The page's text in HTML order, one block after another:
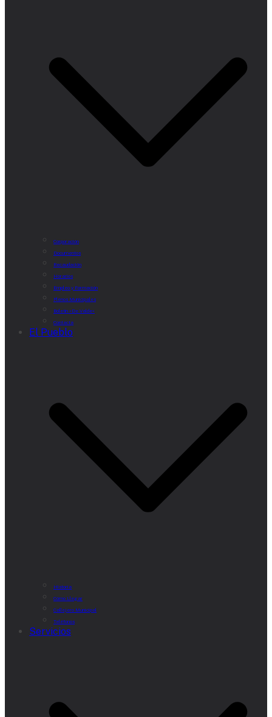
Corporación
Documentos
Recaudación
Horarios
Empleo y Formación
Plenos Municipales
Boletín «De Valde»
Contacta
El Pueblo
Historia
Cómo Llegar
Callejero Municipal
Teléfonos
Servicios